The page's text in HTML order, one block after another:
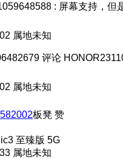
: 屏幕支持，但
属地未知
评论
属地未知
板凳 赞
至臻版 5G
属地未知